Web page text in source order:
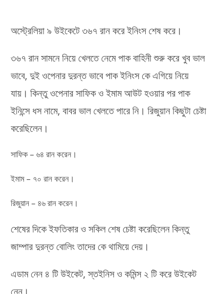
অস্ট্রেলিয়া ৯ উইকেটে ৩৬৭ রান করে ইনিংস শেষ করে।
৩৬৭ রান সামনে নিয়ে খেলতে নেমে পাক বাহিনী শুরু করে খুব ভাল
ভাবে, দুই ওপেনার দুরন্ত ভাবে পাক ইনিংস কে এগিয়ে নিয়ে
যায়। কিন্তু ওপেনার সাফিক ও ইমাম আউট হওয়ার পর পাক
ইনিন্সে ধস নামে, বাবর ভাল খেলতে পারে নি। রিজুয়ান কিছুটা চেষ্টা
করেছিলেন।
সাফিক – ৬৪ রান করেন।
ইমাম – ৭০ রান করেন।
রিজুয়ান – ৪৬ রান করেন।
শেষের দিকে ইফতিকার ও সকিল শেষ চেষ্টা করেছিলেন কিন্তু
জাম্পার দুরন্ত বোলিং তাদের কে থামিয়ে দেয়।
এডাম নেন ৪ টি উইকেট, স্তইনিস ও কমিন্স ২ টি করে উইকেট
নেন।